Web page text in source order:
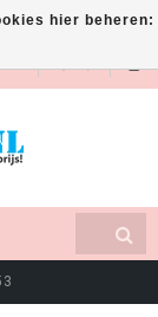
hier beheren: